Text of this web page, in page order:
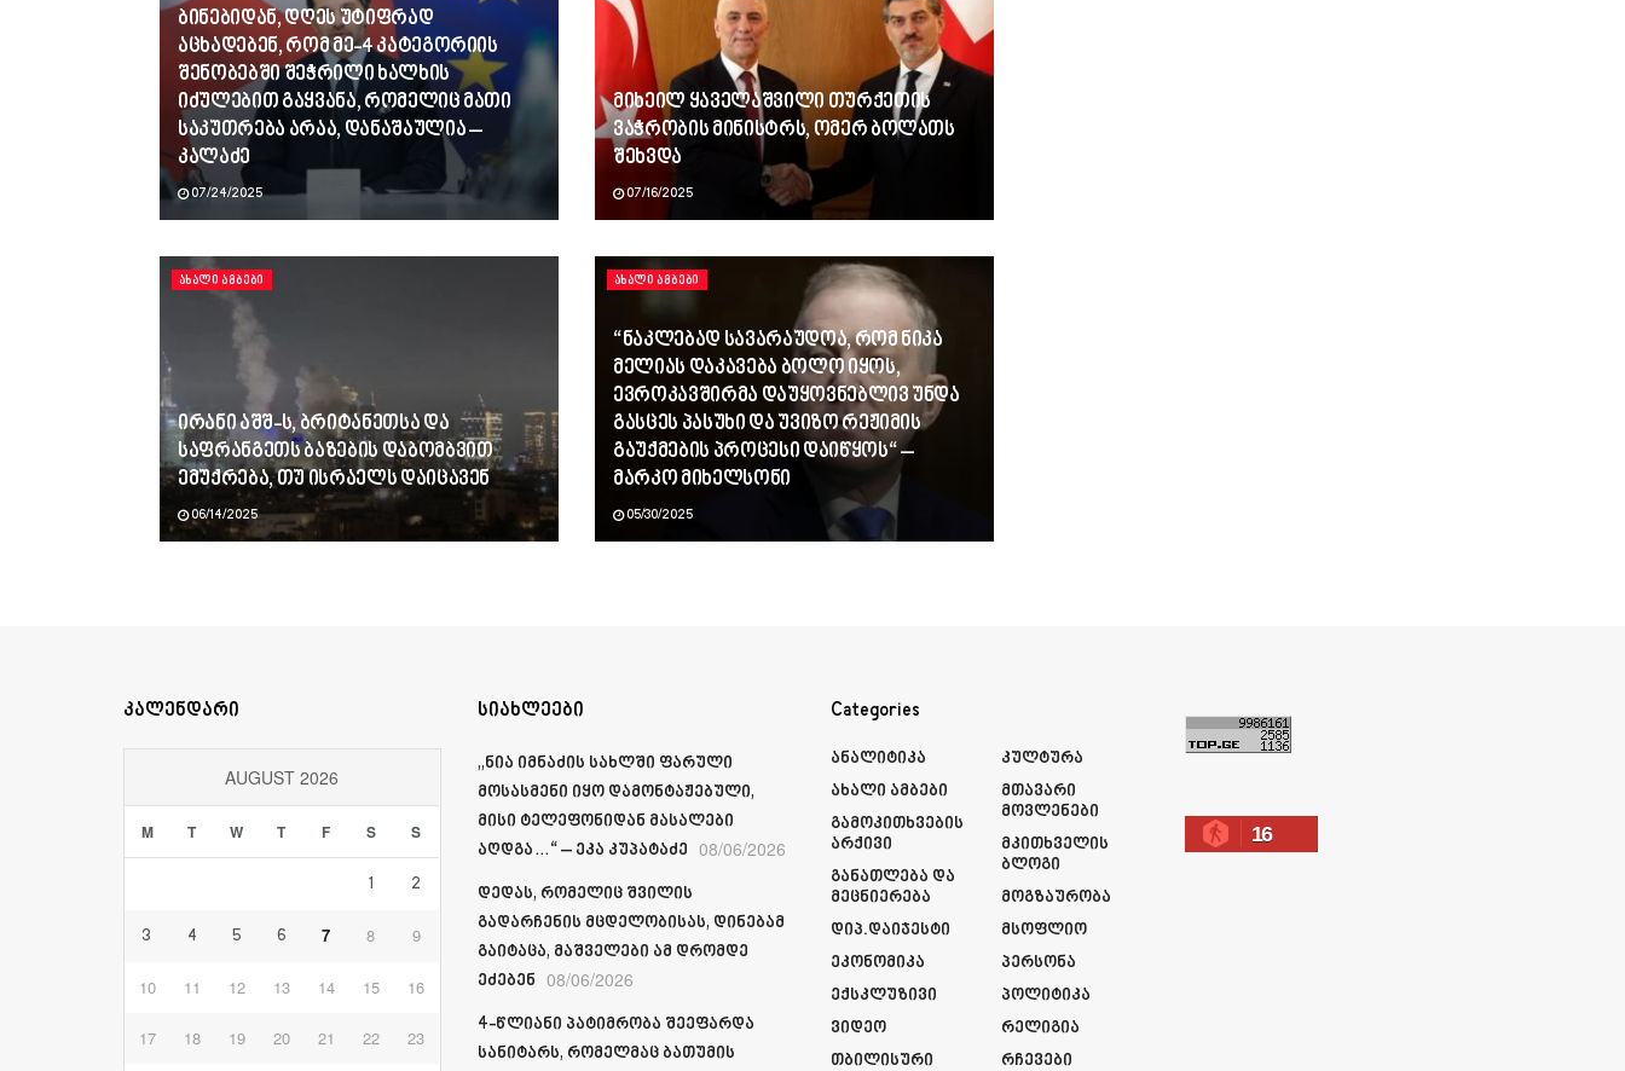
ბინებიდან, დღეს უტიფრად
აცხადებენ, რომ მე-4 კატეგორიის
შენობებში შეჭრილი ხალხის
იძულებით გაყვანა, რომელიც მათი
საკუთრება არაა, დანაშაულია –
კალაძე
07/24/2025
მიხეილ ყაველაშვილი თურქეთის
ვაჭრობის მინისტრს, ომერ ბოლათს
შეხვდა
07/16/2025
ᲐᲮᲐᲚᲘ ᲐᲛᲑᲔᲑᲘ
ირანი აშშ-ს, ბრიტანეთსა და
საფრანგეთს ბაზების დაბომბვით
ემუქრება, თუ ისრაელს დაიცავენ
06/14/2025
ᲐᲮᲐᲚᲘ ᲐᲛᲑᲔᲑᲘ
“ნაკლებად სავარაუდოა, რომ ნიკა
მელიას დაკავება ბოლო იყოს,
ევროკავშირმა დაუყოვნებლივ უნდა
გასცეს პასუხი და უვიზო რეჟიმის
გაუქმების პროცესი დაიწყოს“ –
მარკო მიხელსონი
05/30/2025
კალენდარი
AUGUST 2026
M T W T F S S
1 2
3 4 5 6 7 8 9
10 11 12 13 14 15 16
17 18 19 20 21 22 23
სიახლეები
„ნია იმნაძის სახლში ფარული
მოსასმენი იყო დამონტაჟებული,
მისი ტელეფონიდან მასალები
აღდგა…“ – ეკა კუპატაძე 08/06/2026
დედას, რომელიც შვილის
გადარჩენის მცდელობისას, დინებამ
გაიტაცა, მაშველები ამ დრომდე
ეძებენ 08/06/2026
4-წლიანი პატიმრობა შეეფარდა
სანიტარს, რომელმაც ბათუმის
Categories
Ანალიტიკა
Ახალი Ამბები
Გამოკითხვების
Არქივი
Განათლება Და
Მეცნიერება
Დიპ.დაიჯესტი
Ეკონომიკა
Ექსკლუზივი
Ვიდეო
Თბილისური
Კულტურა
Მთავარი
Მოვლენები
Მკითხველის
Ბლოგი
Მოგზაურობა
Მსოფლიო
Პერსონა
Პოლიტიკა
Რელიგია
Რჩევები
16